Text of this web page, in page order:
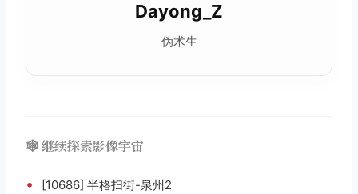
Dayong_Z
伪术生
🕸️ 继续探索影像宇宙
• [10686] 半格扫街-泉州2